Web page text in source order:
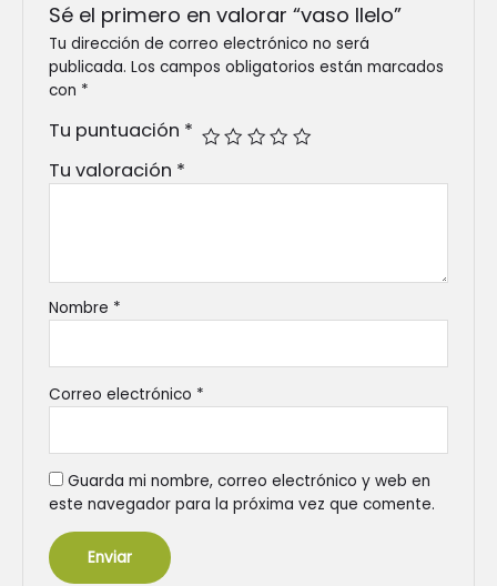
Sé el primero en valorar “vaso llelo”
Tu dirección de correo electrónico no será
publicada. Los campos obligatorios están marcados
con *
Tu puntuación *
Tu valoración *
Nombre *
Correo electrónico *
Guarda mi nombre, correo electrónico y web en
este navegador para la próxima vez que comente.